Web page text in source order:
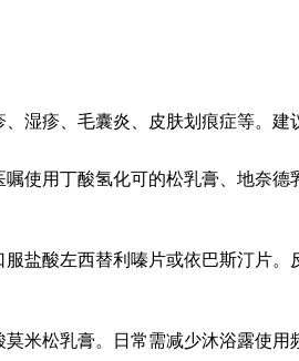
湿疹、毛囊炎、皮肤划痕症等。建
使用丁酸氢化可的松乳膏、地奈
盐酸左西替利嗪片或依巴斯汀片
米松乳膏。日常需减少沐浴露使